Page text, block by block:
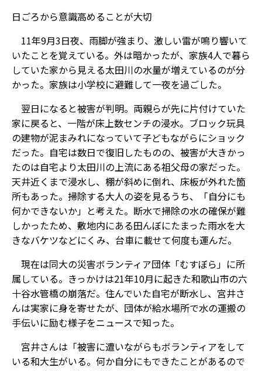
日ごろから意識高めることが大切
11年9月3日夜、雨脚が強まり、激しい雷が鳴り響いて
いたことを覚えている。外は暗かったが、家族4人で暮ら
していた家から見える太田川の水量が増えているのが分
かった。家族は小学校に避難して一夜を過ごした。
翌日になると被害が判明。両親らが先に片付けていた
家に戻ると、一階が床上数センチの浸水。ブロック玩具
の建物が泥まみれになっていて子どもながらにショック
だった。自宅は数日で復旧したものの、被害が大きかっ
たのは自宅より太田川の上流にある祖父母の家だった。
天井近くまで浸水し、棚が斜めに倒れ、床板が外れた箇
所もあった。掃除する大人の姿を見るうち、「自分にも
何かできないか」と考えた。断水で掃除の水の確保が難
しかったため、敷地内にある田んぼにたまった雨水を大
きなバケツなどにくみ、台車に載せて何度も運んだ。
現在は同大の災害ボランティア団体「むすぼら」に所
属している。きっかけは21年10月に起きた和歌山市の六
十谷水管橋の崩落だ。住んでいた自宅が断水し、宮井さ
んは実家に身を寄せたが、団体が給水場所で水の運搬の
手伝いに励む様子をニュースで知った。
宮井さんは「被害に遭いながらもボランティアをして
いる和大生がいる。何か自分にもできたことがあるので